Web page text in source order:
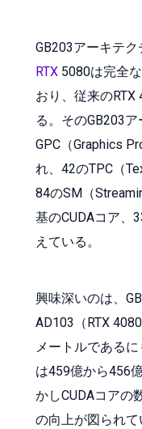
GB203アーキテ
RTX 5080は完全
おり、従来の
る。そのGB203
GPC（Graphics
れ、42のTPC（
84のSM（
基のCUDAコア、
えている。
興味深いのは、
AD103（RTX
メートルである
は459億から456
かしCUDAコアの
の向上が図られて